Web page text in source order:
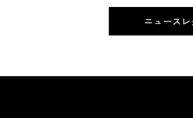
ニュース